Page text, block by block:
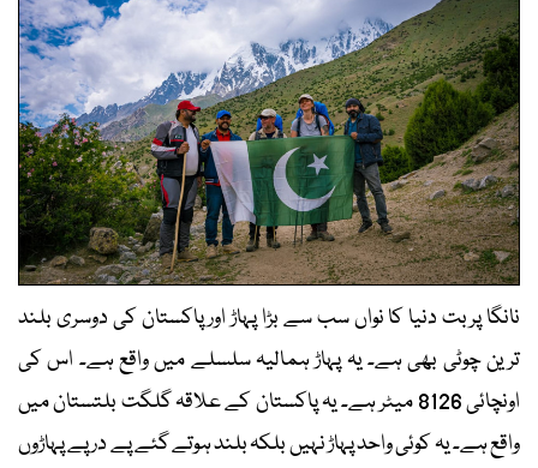
نانگا پربت دنیا کا نواں سب سے بڑا پہاڑ اور پاکستان کی دوسری بلند
ترین چوٹی بھی ہے۔ یہ پہاڑ ہمالیہ سلسلے میں واقع ہے۔ اس کی
اونچائی 8126 میٹر ہے۔ یہ پاکستان کے علاقہ گلگت بلتستان میں
واقع ہے۔ یہ کوئی واحد پہاڑ نہیں بلکہ بلند ہوتے گئے پے در پے پہاڑوں